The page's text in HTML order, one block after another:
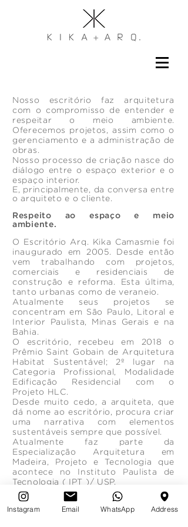
Nosso escritório faz arquitetura
com o compromisso de entender e
respeitar o meio ambiente.
Oferecemos projetos, assim como o
gerenciamento e a administração de
obras.
Nosso processo de criação nasce do
diálogo entre o espaço exterior e o
espaço interior.
E, principalmente, da conversa entre
o arquiteto e o cliente.
Respeito ao espaço e meio
ambiente.
O Escritório Arq. Kika Camasmie foi
inaugurado em 2005. Desde então
vem trabalhando com projetos,
comerciais e residenciais de
construção e reforma. Esta última,
tanto urbanas como de veraneio.
Atualmente seus projetos se
concentram em São Paulo, Litoral e
Interior Paulista, Minas Gerais e na
Bahia.
O escritório, recebeu em 2018 o
Prêmio Saint Gobain de Arquitetura
Habitat Sustentável; 2º lugar na
Categoria Profissional, Modalidade
Edificação Residencial com o
Projeto HLC.
Desde muito cedo, a arquiteta, que
dá nome ao escritório, procura criar
uma narrativa com elementos
sustentáveis sempre que possível.
Atualmente faz parte da
Especialização Arquitetura em
Madeira, Projeto e Tecnologia que
acontece no Instituto Paulista de
Tecnologia ( IPT )/ USP.
CONHEÇA NOSSA EQUIPE
Instagram Email WhatsApp Address